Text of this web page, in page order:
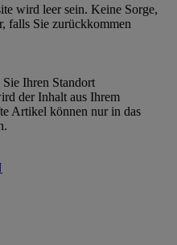
wird leer sein. Keine Sorge,
falls Sie zurückkommen
Ihren Standort
der Inhalt aus Ihrem
Artikel können nur in das